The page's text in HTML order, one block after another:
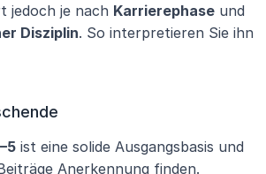
jedoch je nach Karrierephase
Disziplin. So interpretieren Sie ihn
ist eine solide Ausgangsbasis und
Anerkennung finden.